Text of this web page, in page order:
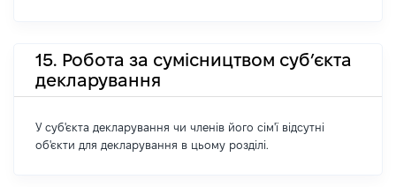
15. Робота за сумісництвом суб’єкта
декларування
У суб'єкта декларування чи членів його сім'ї відсутні
об'єкти для декларування в цьому розділі.